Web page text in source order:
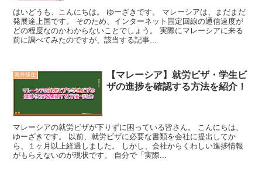
はいどうも、こんにちは。 ゆーざきです。 マレーシアは、まだまだ
発展途上国です。 そのため、インターネット固定回線の通信速度が
どの程度なのかわからないことでしょう。 実際にマレーシアに来る
前に調べてみたのですが、該当する記事...
海外移住
【マレーシア】就労ビザ・学生ビ
ザの進捗を確認する方法を紹介！
マレーシアの就労ビザが下りずに困っている皆さん。 こんにちは、
ゆーざきです。 以前、就労ビザに必要な書類を会社に提出してか
ら、１ヶ月以上経過しました。 しかし、会社からくわしい進捗情報
がもらえないのが現状です。 自分で「実際...